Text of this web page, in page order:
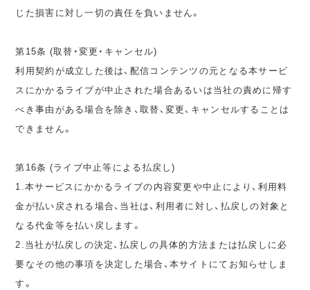
じた損害に対し一切の責任を負いません。
第15条 (取替・変更・キャンセル)
利用契約が成立した後は、配信コンテンツの元となる本サービ
スにかかるライブが中止された場合あるいは当社の責めに帰す
べき事由がある場合を除き、取替、変更、キャンセルすることは
できません。
第16条 (ライブ中止等による払戻し)
1.本サービスにかかるライブの内容変更や中止により、利用料
金が払い戻される場合、当社は、利用者に対し、払戻しの対象と
なる代金等を払い戻します。
2.当社が払戻しの決定、払戻しの具体的方法または払戻しに必
要なその他の事項を決定した場合、本サイトにてお知らせしま
す。